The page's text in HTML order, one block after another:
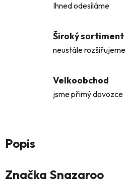
Ihned odesíláme
Široký sortiment
neustále rozšiřujeme
Velkoobchod
jsme přimý dovozce
Popis
Značka Snazaroo